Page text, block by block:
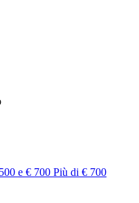
e € 700 Più di € 700